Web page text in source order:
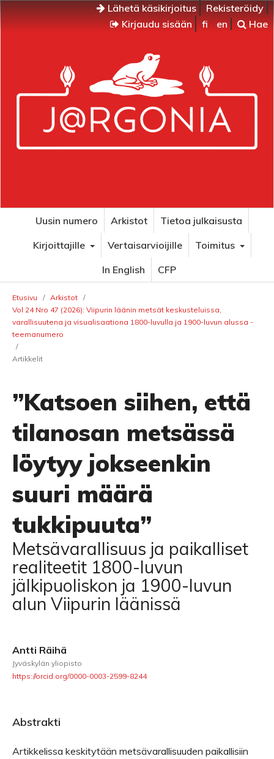
Lähetä käsikirjoitus
Rekisteröidy
Kirjaudu sisään
fi en Hae
Uusin numero Arkistot
Tietoa julkaisusta
Kirjoittajille
Vertaisarvioijille
Toimitus
In English
CFP
Etusivu / Arkistot /
Vol 24 Nro 47 (2026): Viipurin läänin metsät keskusteluissa,
varallisuutena ja visualisaationa 1800-luvulla ja 1900-luvun alussa -
teemanumero
/
Artikkelit
”Katsoen siihen, että
tilanosan metsässä
löytyy jokseenkin
suuri määrä
tukkipuuta”
Metsävarallisuus ja paikalliset
realiteetit 1800-luvun
jälkipuoliskon ja 1900-luvun
alun Viipurin läänissä
Antti Räihä
Jyväskylän yliopisto
https://orcid.org/0000-0003-2599-8244
Abstrakti
Artikkelissa keskitytään metsävarallisuuden paikallisiin